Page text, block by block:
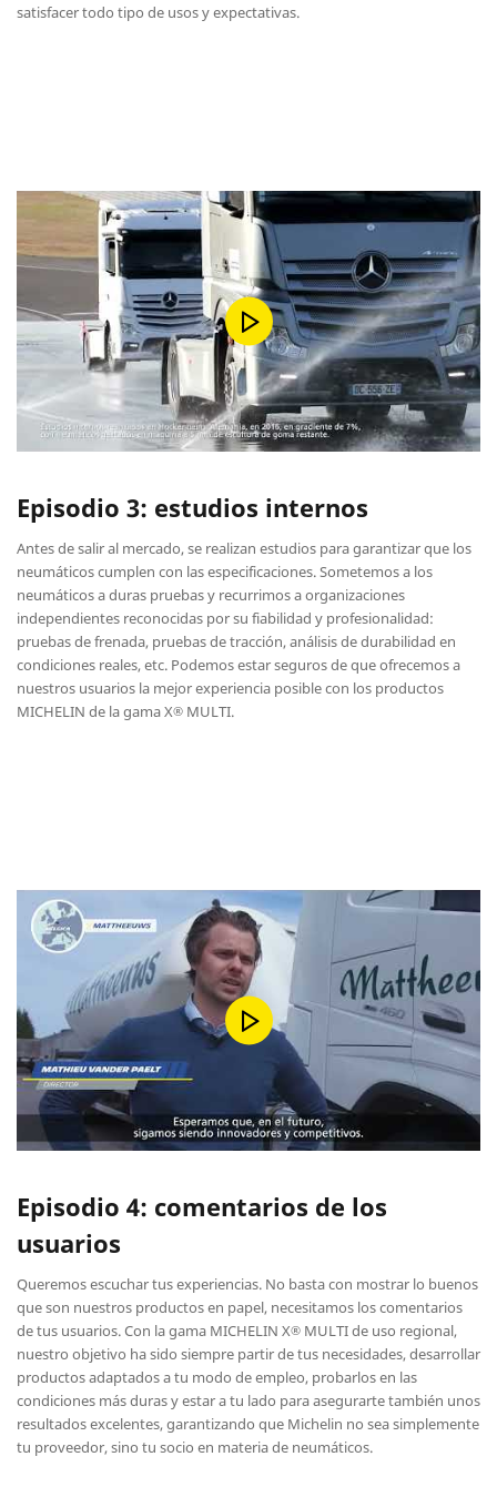
satisfacer todo tipo de usos y expectativas.
Episodio 3: estudios internos
Antes de salir al mercado, se realizan estudios para garantizar que los
neumáticos cumplen con las especificaciones. Sometemos a los
neumáticos a duras pruebas y recurrimos a organizaciones
independientes reconocidas por su fiabilidad y profesionalidad:
pruebas de frenada, pruebas de tracción, análisis de durabilidad en
condiciones reales, etc. Podemos estar seguros de que ofrecemos a
nuestros usuarios la mejor experiencia posible con los productos
MICHELIN de la gama X® MULTI.
Episodio 4: comentarios de los
usuarios
Queremos escuchar tus experiencias. No basta con mostrar lo buenos
que son nuestros productos en papel, necesitamos los comentarios
de tus usuarios. Con la gama MICHELIN X® MULTI de uso regional,
nuestro objetivo ha sido siempre partir de tus necesidades, desarrollar
productos adaptados a tu modo de empleo, probarlos en las
condiciones más duras y estar a tu lado para asegurarte también unos
resultados excelentes, garantizando que Michelin no sea simplemente
tu proveedor, sino tu socio en materia de neumáticos.